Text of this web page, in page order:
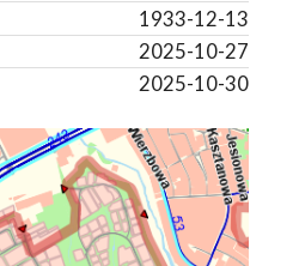
1933-12-13
2025-10-27
2025-10-30